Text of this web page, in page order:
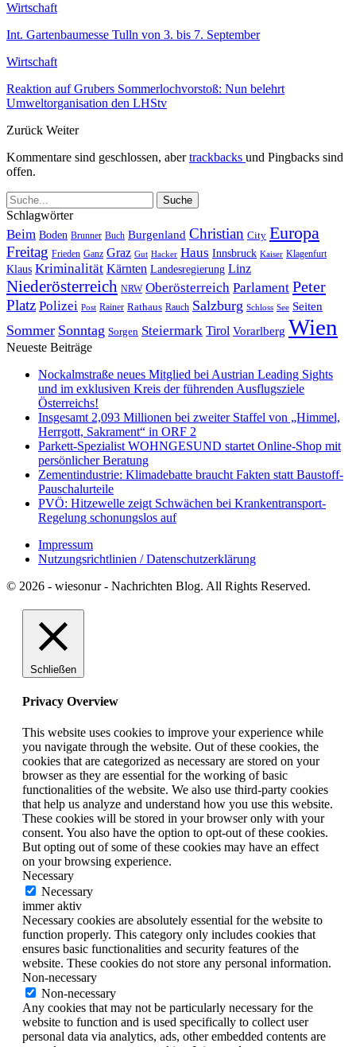
Wirtschaft
Int. Gartenbaumesse Tulln von 3. bis 7. September
Wirtschaft
Reaktion auf Grubers Sommerlochvorstoß: Nun belehrt
Umweltorganisation den LHStv
Zurück Weiter
Kommentare sind geschlossen, abertrackbacks und Pingbacks sind
offen.
Schlagwörter
Beim Boden Brunner Buch Burgenland Christian City Europa
Freitag Frieden Ganz Graz Gut Hacker Haus Innsbruck Kaiser Klagenfurt
Klaus Kriminalität Kärnten Landesregierung Linz
Niederösterreich NRW Oberösterreich Parlament Peter
Platz Polizei Post Rainer Rathaus Rauch Salzburg Schloss See Seiten
Sommer Sonntag Sorgen Steiermark Tirol Vorarlberg Wien
Neueste Beiträge
Nockalmstraße neues Mitglied bei Austrian Leading Sights
und im exklusiven Kreis der führenden Ausflugsziele
Österreichs!
Insgesamt 2,093 Millionen bei zweiter Staffel von „Himmel,
Herrgott, Sakrament“ in ORF 2
Parkett-Spezialist WOHNGESUND startet Online-Shop mit
persönlicher Beratung
Zementindustrie: Klimadebatte braucht Fakten statt Baustoff-
Pauschalurteile
PVÖ: Hitzewelle zeigt Schwächen bei Krankentransport-
Regelung schonungslos auf
Impressum
Nutzungsrichtlinien / Datenschutzerklärung
© 2026 - wiesonur - Nachrichten Blog. All Rights Reserved.
Schließen
Privacy Overview
This website uses cookies to improve your experience while
you navigate through the website. Out of these cookies, the
cookies that are categorized as necessary are stored on your
browser as they are essential for the working of basic
functionalities of the website. We also use third-party cookies
that help us analyze and understand how you use this website.
These cookies will be stored in your browser only with your
consent. You also have the option to opt-out of these cookies.
But opting out of some of these cookies may have an effect
on your browsing experience.
Necessary
Necessary
immer aktiv
Necessary cookies are absolutely essential for the website to
function properly. This category only includes cookies that
ensures basic functionalities and security features of the
website. These cookies do not store any personal information.
Non-necessary
Non-necessary
Any cookies that may not be particularly necessary for the
website to function and is used specifically to collect user
personal data via analytics, ads, other embedded contents are